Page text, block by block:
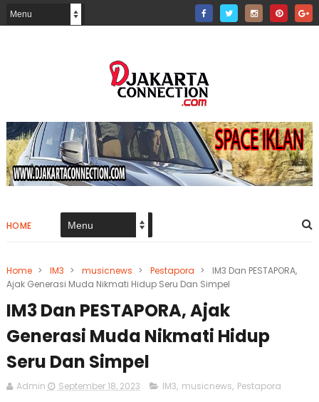
HOME
Home > IM3 > musicnews > Pestapora >
IM3 Dan PESTAPORA,
Ajak Generasi Muda Nikmati Hidup Seru Dan Simpel
IM3 Dan PESTAPORA, Ajak
Generasi Muda Nikmati Hidup
Seru Dan Simpel
Admin September 18, 2023 IM3, musicnews, Pestapora